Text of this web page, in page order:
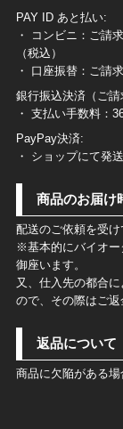
PAY ID あと払い:
・ コンビニ：ご請
（税込）
・ 口座振替：ご請
銀行振込決済（ご請
・ 支払い手数料：
PayPay決済:
・ ショップにて発
商品のお届け
配送のご依頼を受け
※基本的にバイオー
御座います。
又、仕入先の都合
ので、その際はご
返品について
商品に欠陥がある場